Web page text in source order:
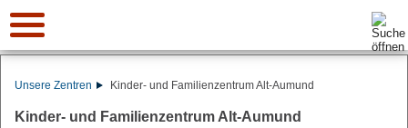
Suche:
Unsere Zentren Kinder- und Familienzentrum Alt-Aumund
Kinder- und Familienzentrum Alt-Aumund